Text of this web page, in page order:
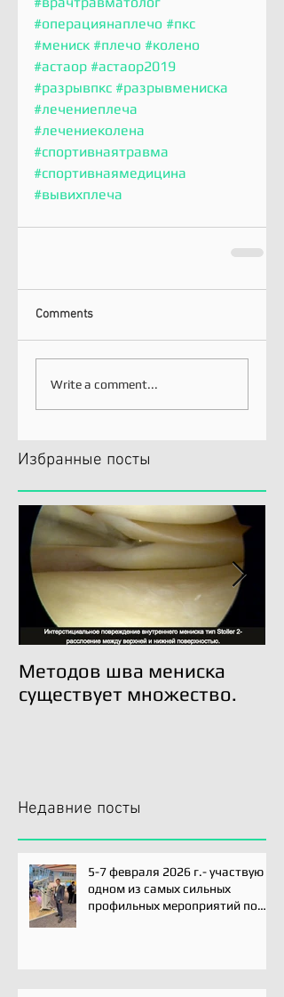
#операциянаплечо #пкс
#мениск #плечо #колено
#астаор #астаор2019
#разрывпкс #разрывмениска
#лечениеплеча
#лечениеколена
#спортивнаятравма
#спортивнаямедицина
#вывихплеча
Comments
Write a comment...
Избранные посты
Методов шва мениска
существует множество.
Недавние посты
5-7 февраля 2026 г.- участвую
одном из самых сильных
профильных мероприятий по